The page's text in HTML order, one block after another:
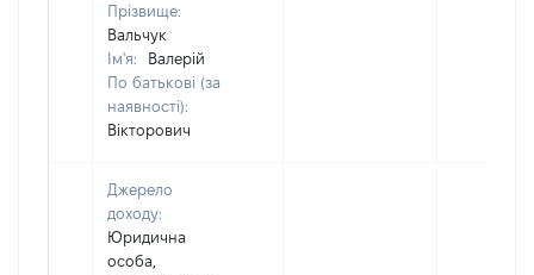
Прізвище:
Вальчук
Ім'я:
Валерій
По батькові (за
наявності):
Вікторович
Джерело
доходу:
Юридична
особа,